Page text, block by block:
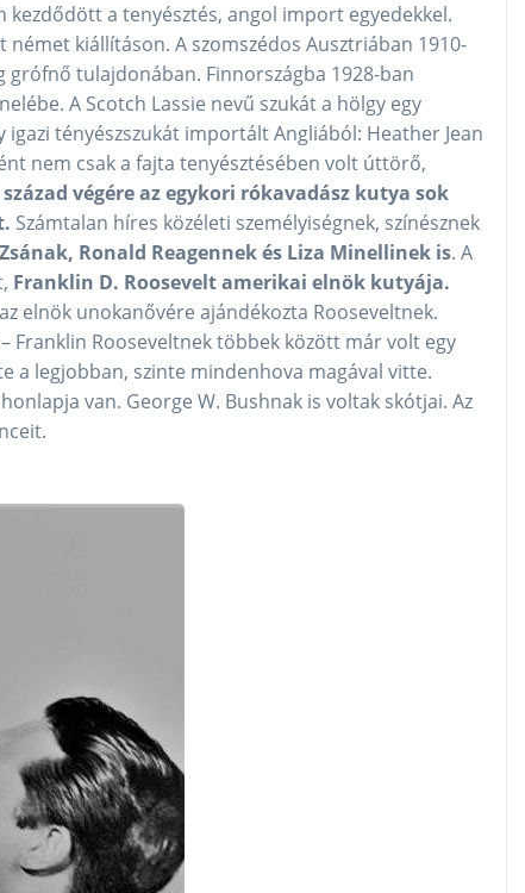
a tenyésztés, angol import egyedekkel.
kiállításon. A szomszédos Ausztriában 1910-
grófnő tulajdonában. Finnországba 1928-ban
A Scotch Lassie nevű szukát a hölgy egy
tényészszukát importált Angliából: Heather Jean
nem csak a fajta tenyésztésében volt úttörő,
század végére az egykori rókavadász kutya sok
Számtalan híres közéleti személyiségnek, színésznek
Ronald Reagennek és Liza Minellinek is. A
Franklin D. Roosevelt amerikai elnök kutyája.
elnök unokanővére ajándékozta Rooseveltnek.
Franklin Rooseveltnek többek között már volt egy
a legjobban, szinte mindenhova magával vitte.
van. George W. Bushnak is voltak skótjai. Az